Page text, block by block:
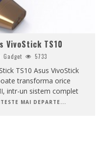
VivoStick TS10
Gadget 5733
TS10 Asus VivoStick
transforma orice
intr-un sistem complet
MAI DEPARTE...